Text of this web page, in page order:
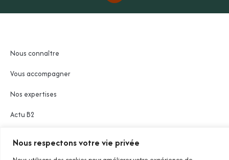
Nous respectons votre vie privée
Nous connaître
Vous accompagner
Nos expertises
Actu B2
Nous contacter